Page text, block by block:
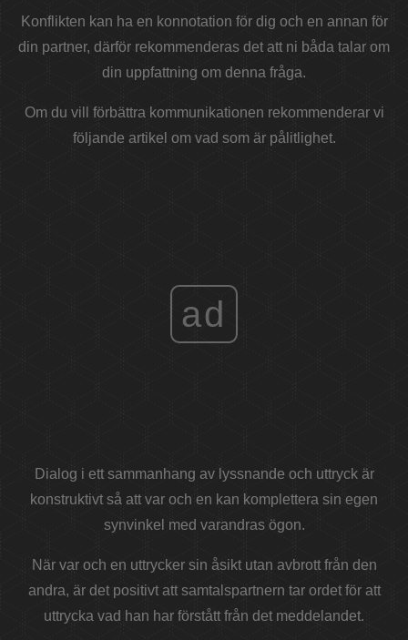
Konflikten kan ha en konnotation för dig och en annan för
din partner, därför rekommenderas det att ni båda talar om
din uppfattning om denna fråga.
Om du vill förbättra kommunikationen rekommenderar vi
följande artikel om vad som är pålitlighet.
ad
Dialog i ett sammanhang av lyssnande och uttryck är
konstruktivt så att var och en kan komplettera sin egen
synvinkel med varandras ögon.
När var och en uttrycker sin åsikt utan avbrott från den
andra, är det positivt att samtalspartnern tar ordet för att
uttrycka vad han har förstått från det meddelandet.